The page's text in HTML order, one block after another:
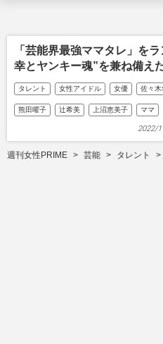
「芸能界最強ママタレ」を
幸とヤンキー魂”を兼ね備え
タレント 女性アイドル 女優 佐々木
熊田曜子 辻希美 上沼恵美子 ママ
2022/
週刊女性PRIME 芸能 タレント